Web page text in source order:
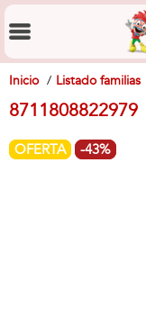
Inicio Listado familias
8711808822979
OFERTA -43%